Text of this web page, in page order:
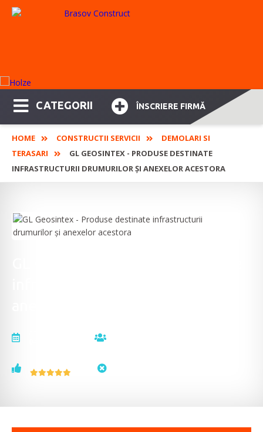
CATEGORII ÎNSCRIERE FIRMĂ
HOME CONSTRUCTII SERVICII
DEMOLARI SI
TERASARI
GL GEOSINTEX - PRODUSE DESTINATE
INFRASTRUCTURII DRUMURILOR ȘI ANEXELOR ACESTORA